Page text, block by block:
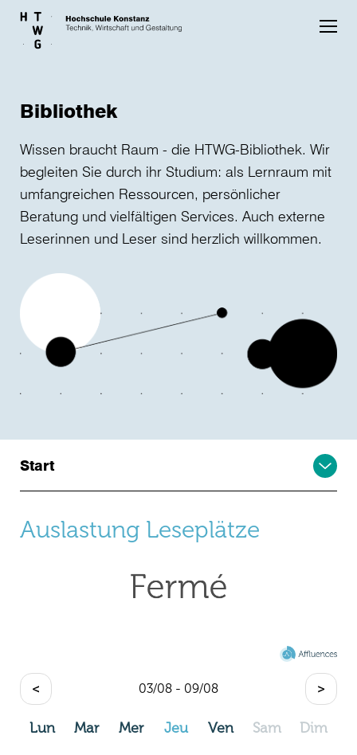
Skip to main content
Bibliothek
Wissen braucht Raum - die HTWG-Bibliothek. Wir
begleiten Sie durch ihr Studium: als Lernraum mit
umfangreichen Ressourcen, persönlicher
Beratung und vielfältigen Services. Auch externe
Leserinnen und Leser sind herzlich willkommen.
Start
Auslastung Leseplätze
>
< 03/08 - 09/08
Lun Mar Mer Jeu Ven Sam Dim